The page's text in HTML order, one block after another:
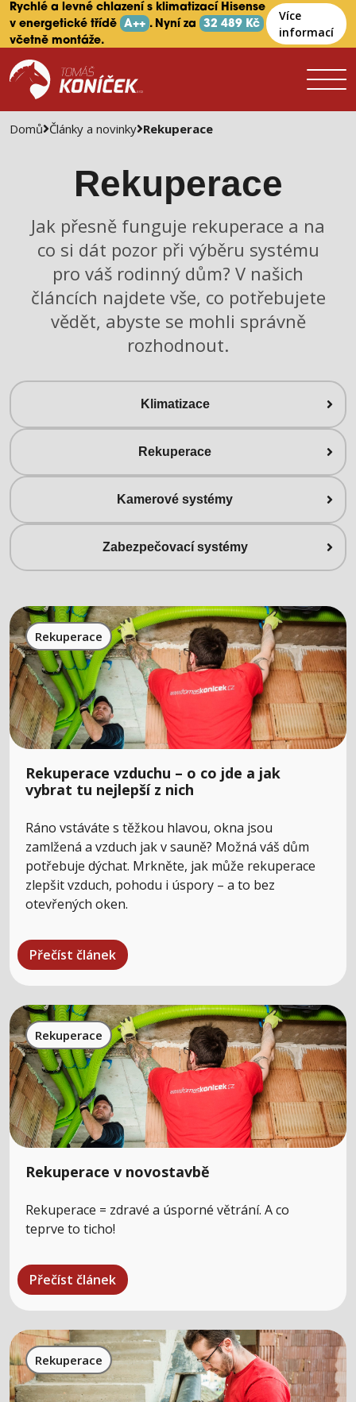
Domů Články a novinky Rekuperace
Rekuperace
Jak přesně funguje rekuperace a na
co si dát pozor při výběru systému
pro váš rodinný dům? V našich
článcích najdete vše, co potřebujete
vědět, abyste se mohli správně
rozhodnout.
Klimatizace
Rekuperace
Kamerové systémy
Zabezpečovací systémy
Rekuperace
Rekuperace vzduchu – o co jde a jak
vybrat tu nejlepší z nich
Ráno vstáváte s těžkou hlavou, okna jsou
zamlžená a vzduch jak v sauně? Možná váš dům
potřebuje dýchat. Mrkněte, jak může rekuperace
zlepšit vzduch, pohodu i úspory – a to bez
otevřených oken.
Přečíst článek
Rekuperace
Rekuperace v novostavbě
Rekuperace = zdravé a úsporné větrání. A co
teprve to ticho!
Přečíst článek
Rekuperace
Rychlé a levné chlazení s klimatizací Hisense
v energetické třídě
A++ . Nyní za
32 489 Kč
včetně montáže.
Více
informací